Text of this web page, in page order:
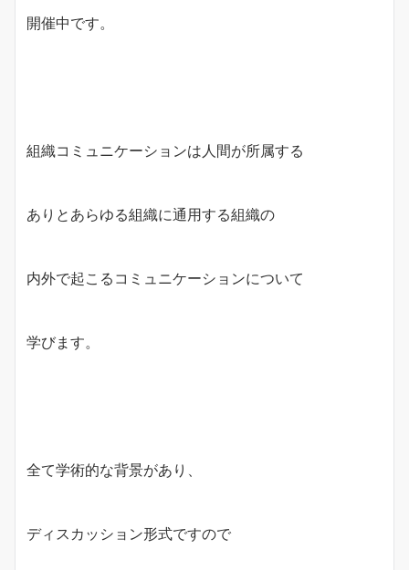
開催中です。
組織コミュニケーションは人間が所属する
ありとあらゆる組織に通用する組織の
内外で起こるコミュニケーションについて
学びます。
全て学術的な背景があり、
ディスカッション形式ですので